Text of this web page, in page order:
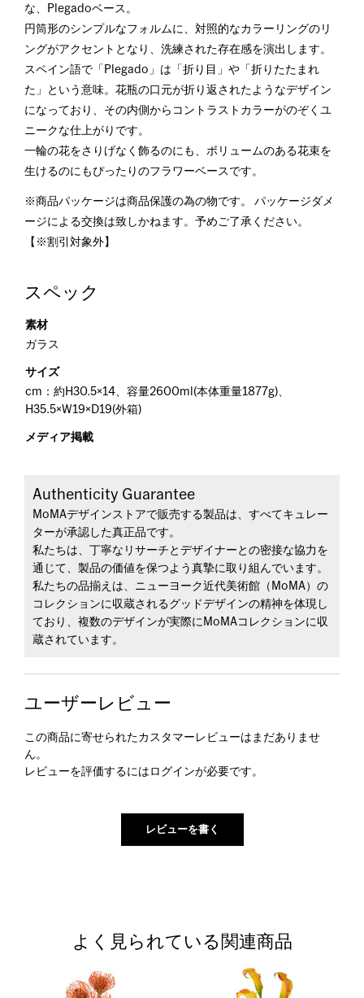
な、Plegadoベース。
円筒形のシンプルなフォルムに、対照的なカラーリングのリ
ングがアクセントとなり、洗練された存在感を演出します。
スペイン語で「Plegado」は「折り目」や「折りたたまれ
た」という意味。花瓶の口元が折り返されたようなデザイン
になっており、その内側からコントラストカラーがのぞくユ
ニークな仕上がりです。
一輪の花をさりげなく飾るのにも、ボリュームのある花束を
生けるのにもぴったりのフラワーベースです。
※商品パッケージは商品保護の為の物です。 パッケージダメ
ージによる交換は致しかねます。予めご了承ください。
【※割引対象外】
スペック
素材
ガラス
サイズ
cm：約H30.5×14、容量2600ml(本体重量1877g)、
H35.5×W19×D19(外箱)
メディア掲載
Authenticity Guarantee
MoMAデザインストアで販売する製品は、すべてキュレー
ターが承認した真正品です。
私たちは、丁寧なリサーチとデザイナーとの密接な協力を
通じて、製品の価値を保つよう真摯に取り組んでいます。
私たちの品揃えは、ニューヨーク近代美術館（MoMA）の
コレクションに収蔵されるグッドデザインの精神を体現し
ており、複数のデザインが実際にMoMAコレクションに収
蔵されています。
ユーザーレビュー
この商品に寄せられたカスタマーレビューはまだありませ
ん。
レビューを評価するには ログインが必要です。
よく見られている関連商品